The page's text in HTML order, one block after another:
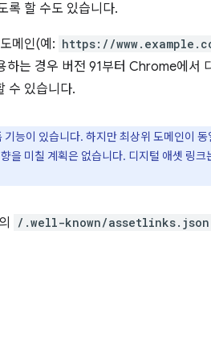
록 할 수도 있습니다.
메인(예: https://
하는 경우 버전 91부터 Chrome에서
수 있습니다.
기능이 있습니다. 하지만 최상위 도메인이
을 미칠 계획은 없습니다. 디지털 애셋 링
/.well-known/assetlinks.json